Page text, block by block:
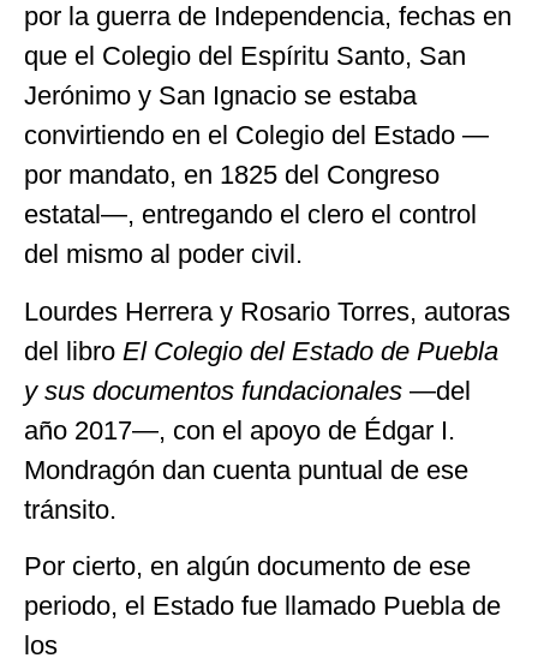
por la guerra de Independencia, fechas en
que el Colegio del Espíritu Santo, San
Jerónimo y San Ignacio se estaba
convirtiendo en el Colegio del Estado —
por mandato, en 1825 del Congreso
estatal—, entregando el clero el control
del mismo al poder civil.
Lourdes Herrera y Rosario Torres, autoras
del libro El Colegio del Estado de Puebla
y sus documentos fundacionales —del
año 2017—, con el apoyo de Édgar I.
Mondragón dan cuenta puntual de ese
tránsito.
Por cierto, en algún documento de ese
periodo, el Estado fue llamado Puebla de
los